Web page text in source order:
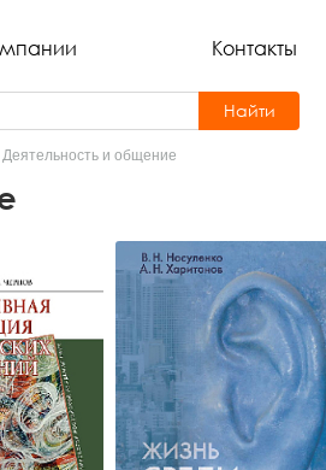
Контакты
Найти
Деятельность и общение